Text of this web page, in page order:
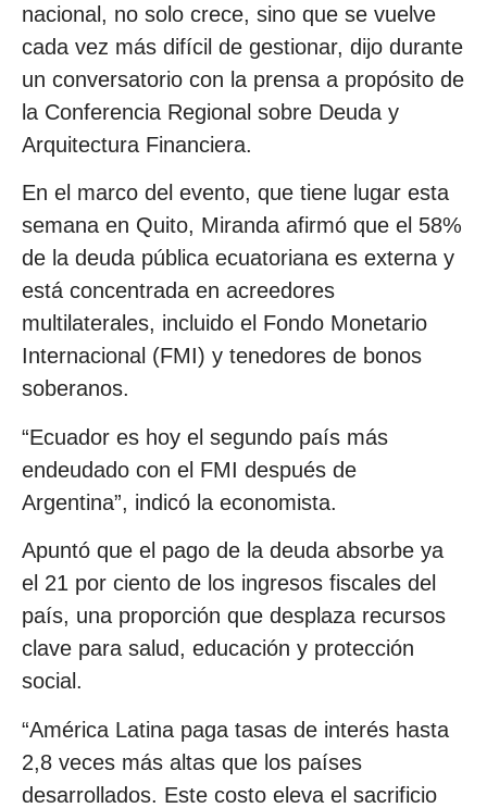
nacional, no solo crece, sino que se vuelve
cada vez más difícil de gestionar, dijo durante
un conversatorio con la prensa a propósito de
la Conferencia Regional sobre Deuda y
Arquitectura Financiera.
En el marco del evento, que tiene lugar esta
semana en Quito, Miranda afirmó que el 58%
de la deuda pública ecuatoriana es externa y
está concentrada en acreedores
multilaterales, incluido el Fondo Monetario
Internacional (FMI) y tenedores de bonos
soberanos.
“Ecuador es hoy el segundo país más
endeudado con el FMI después de
Argentina”, indicó la economista.
Apuntó que el pago de la deuda absorbe ya
el 21 por ciento de los ingresos fiscales del
país, una proporción que desplaza recursos
clave para salud, educación y protección
social.
“América Latina paga tasas de interés hasta
2,8 veces más altas que los países
desarrollados. Este costo eleva el sacrificio